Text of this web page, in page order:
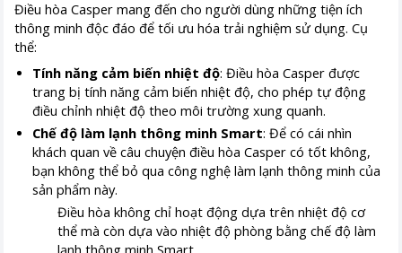
Điều hòa Casper mang đến cho người dùng những tiện ích
thông minh độc đáo để tối ưu hóa trải nghiệm sử dụng. Cụ
thể:
Tính năng cảm biến nhiệt độ: Điều hòa Casper được
trang bị tính năng cảm biến nhiệt độ, cho phép tự động
điều chỉnh nhiệt độ theo môi trường xung quanh.
Chế độ làm lạnh thông minh Smart: Để có cái nhìn
khách quan về câu chuyện điều hòa Casper có tốt không,
bạn không thể bỏ qua công nghệ làm lạnh thông minh của
sản phẩm này.
Điều hòa không chỉ hoạt động dựa trên nhiệt độ cơ
thể mà còn dựa vào nhiệt độ phòng bằng chế độ làm
lạnh thông minh Smart.